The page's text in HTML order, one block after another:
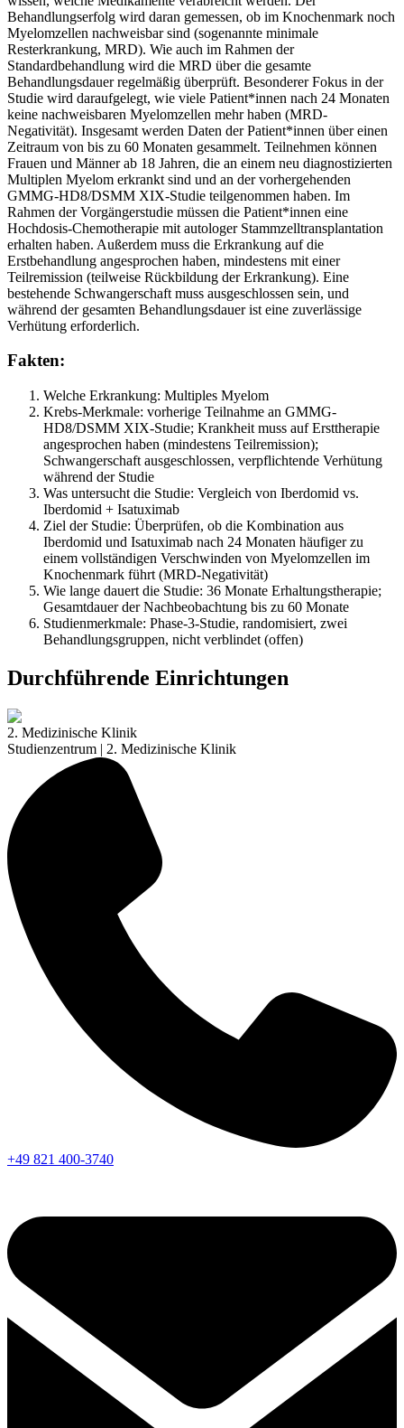
Behandlungserfolg wird daran gemessen, ob im Knochenmark noch
Myelomzellen nachweisbar sind (sogenannte minimale
Resterkrankung, MRD). Wie auch im Rahmen der
Standardbehandlung wird die MRD über die gesamte
Behandlungsdauer regelmäßig überprüft. Besonderer Fokus in der
Studie wird daraufgelegt, wie viele Patient*innen nach 24 Monaten
keine nachweisbaren Myelomzellen mehr haben (MRD-
Negativität). Insgesamt werden Daten der Patient*innen über einen
Zeitraum von bis zu 60 Monaten gesammelt. Teilnehmen können
Frauen und Männer ab 18 Jahren, die an einem neu diagnostizierten
Multiplen Myelom erkrankt sind und an der vorhergehenden
GMMG-HD8/DSMM XIX-Studie teilgenommen haben. Im
Rahmen der Vorgängerstudie müssen die Patient*innen eine
Hochdosis-Chemotherapie mit autologer Stammzelltransplantation
erhalten haben. Außerdem muss die Erkrankung auf die
Erstbehandlung angesprochen haben, mindestens mit einer
Teilremission (teilweise Rückbildung der Erkrankung). Eine
bestehende Schwangerschaft muss ausgeschlossen sein, und
während der gesamten Behandlungsdauer ist eine zuverlässige
Verhütung erforderlich.
Fakten:
Welche Erkrankung: Multiples Myelom
Krebs-Merkmale: vorherige Teilnahme an GMMG-
HD8/DSMM XIX-Studie; Krankheit muss auf Ersttherapie
angesprochen haben (mindestens Teilremission);
Schwangerschaft ausgeschlossen, verpflichtende Verhütung
während der Studie
Was untersucht die Studie: Vergleich von Iberdomid vs.
Iberdomid + Isatuximab
Ziel der Studie: Überprüfen, ob die Kombination aus
Iberdomid und Isatuximab nach 24 Monaten häufiger zu
einem vollständigen Verschwinden von Myelomzellen im
Knochenmark führt (MRD-Negativität)
Wie lange dauert die Studie: 36 Monate Erhaltungstherapie;
Gesamtdauer der Nachbeobachtung bis zu 60 Monate
Studienmerkmale: Phase-3-Studie, randomisiert, zwei
Behandlungsgruppen, nicht verblindet (offen)
Durchführende Einrichtungen
2. Medizinische Klinik
Studienzentrum | 2. Medizinische Klinik
+49 821 400-3740